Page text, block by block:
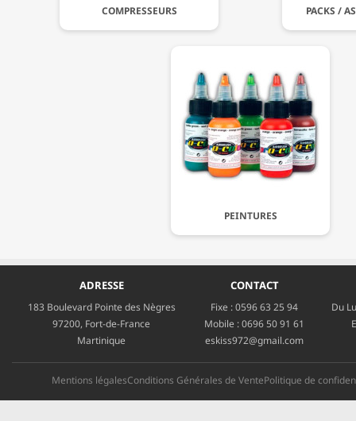
COMPRESSEURS PACKS /
PEINTURES
ADRESSE
183 Boulevard Pointe des Nègres
97200, Fort-de-France
Martinique
CONTACT
Fixe :0596 63 25 94
Mobile :0696 50 91 61
eskiss972@gmail.com
Du
Mentions légalesConditions Générales de VentePolitique de